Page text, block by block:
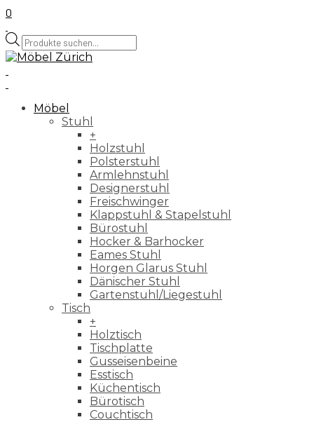
0
Products
search
Möbel
Stuhl
+
Holzstuhl
Polsterstuhl
Armlehnstuhl
Designerstuhl
Freischwinger
Klappstuhl & Stapelstuhl
Bürostuhl
Hocker & Barhocker
Eames Stuhl
Horgen Glarus Stuhl
Dänischer Stuhl
Gartenstuhl/Liegestuhl
Tisch
+
Holztisch
Tischplatte
Gusseisenbeine
Esstisch
Küchentisch
Bürotisch
Couchtisch